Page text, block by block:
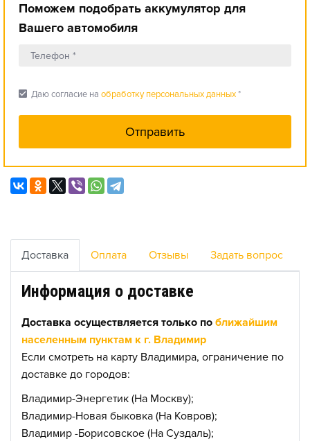
Поможем подобрать аккумулятор для
Вашего автомобиля
check_box Даю согласие на обработку персональных данных*
Доставка Оплата Отзывы Задать вопрос
Информация о доставке
Доставка осуществляется только по ближайшим
населенным пунктам к г. Владимир
Если смотреть на карту Владимира, ограничение по
доставке до городов:
Владимир-Энергетик (На Москву);
Владимир-Новая быковка (На Ковров);
Владимир -Борисовское (На Суздаль);